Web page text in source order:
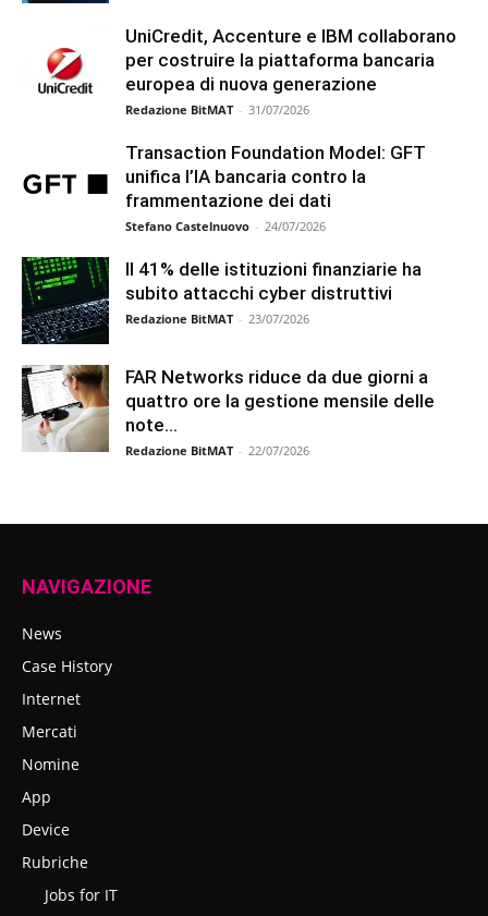
UniCredit, Accenture e IBM collaborano
per costruire la piattaforma bancaria
europea di nuova generazione
Redazione BitMAT - 31/07/2026
Transaction Foundation Model: GFT
unifica l’IA bancaria contro la
frammentazione dei dati
Stefano Castelnuovo - 24/07/2026
Il 41% delle istituzioni finanziarie ha
subito attacchi cyber distruttivi
Redazione BitMAT - 23/07/2026
FAR Networks riduce da due giorni a
quattro ore la gestione mensile delle
note...
Redazione BitMAT - 22/07/2026
NAVIGAZIONE
News
Case History
Internet
Mercati
Nomine
App
Device
Rubriche
Jobs for IT